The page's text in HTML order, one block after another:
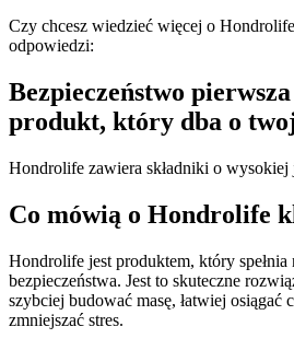
Czy chcesz wiedzieć więcej o
odpowiedzi:
Bezpieczeństwo
produkt, który dba o
Hondrolife zawiera składniki o wysokiej
Co mówią o Hondrolife
Hondrolife jest produktem, który spełnia
bezpieczeństwa. Jest to skuteczne
szybciej budować masę, łatwiej osiągać
zmniejszać stres.